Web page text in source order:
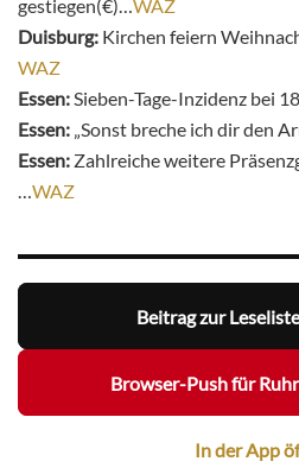
gestiegen(€)…WAZ
Duisburg: Kirchen feiern
WAZ
Essen:Sieben-Tage-Inzidenz bei
Essen: „Sonst breche ich dir den
Essen: Zahlreiche weitere
…WAZ
Beitrag zur
Browser-Push für
In der App